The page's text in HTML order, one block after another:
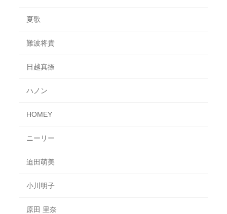
夏歌
難波将貴
日越真捺
ハノン
HOMEY
ニーリー
迫田萌美
小川明子
原田 里奈